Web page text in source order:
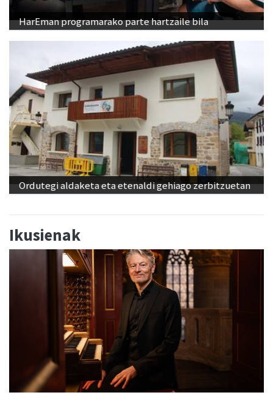
HarEman programarako parte hartzaile bila
Ordutegi aldaketa eta etenaldi gehiago zerbitzuetan
Ikusienak